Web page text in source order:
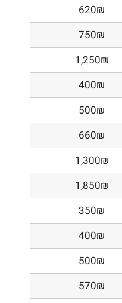
620₪
750₪
1,250₪
400₪
500₪
660₪
1,300₪
1,850₪
350₪
400₪
500₪
570₪